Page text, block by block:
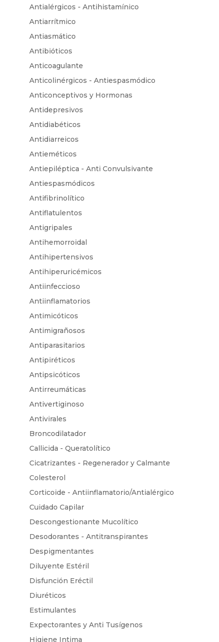
Antialérgicos - Antihistamínico
Antiarrítmico
Antiasmático
Antibióticos
Anticoagulante
Anticolinérgicos - Antiespasmódico
Anticonceptivos y Hormonas
Antidepresivos
Antidiabéticos
Antidiarreicos
Antieméticos
Antiepiléptica - Anti Convulsivante
Antiespasmódicos
Antifibrinolítico
Antiflatulentos
Antigripales
Antihemorroidal
Antihipertensivos
Antihiperuricémicos
Antiinfeccioso
Antiinflamatorios
Antimicóticos
Antimigrañosos
Antiparasitarios
Antipiréticos
Antipsicóticos
Antirreumáticas
Antivertiginoso
Antivirales
Broncodilatador
Callicida - Queratolítico
Cicatrizantes - Regenerador y Calmante
Colesterol
Corticoide - Antiinflamatorio/Antialérgico
Cuidado Capilar
Descongestionante Mucolítico
Desodorantes - Antitranspirantes
Despigmentantes
Diluyente Estéril
Disfunción Eréctil
Diuréticos
Estimulantes
Expectorantes y Anti Tusígenos
Higiene Intima